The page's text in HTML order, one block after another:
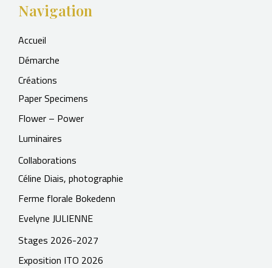
Navigation
Accueil
Démarche
Créations
Paper Specimens
Flower – Power
Luminaires
Collaborations
Céline Diais, photographie
Ferme florale Bokedenn
Evelyne JULIENNE
Stages 2026-2027
Exposition ITO 2026